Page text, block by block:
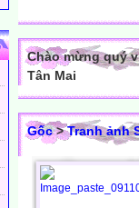
Chào mừng quý
Tân Mai
Gốc>Tranh ảnh